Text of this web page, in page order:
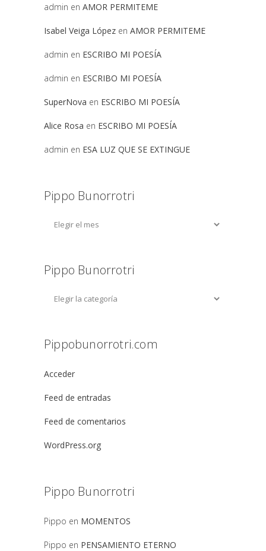
admin en AMOR PERMITEME
Isabel Veiga López en AMOR PERMITEME
admin en ESCRIBO MI POESÍA
admin en ESCRIBO MI POESÍA
SuperNova en ESCRIBO MI POESÍA
Alice Rosa en ESCRIBO MI POESÍA
admin en ESA LUZ QUE SE EXTINGUE
Pippo Bunorrotri
Pippo Bunorrotri
Pippobunorrotri.com
Acceder
Feed de entradas
Feed de comentarios
WordPress.org
Pippo Bunorrotri
Pippo en MOMENTOS
Pippo en PENSAMIENTO ETERNO